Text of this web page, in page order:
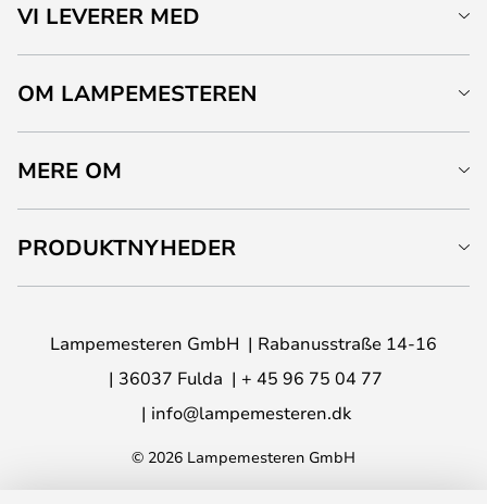
VI LEVERER MED
OM LAMPEMESTEREN
MERE OM
PRODUKTNYHEDER
Lampemesteren GmbH
Rabanusstraße 14-16
36037 Fulda
+ 45 96 75 04 77
info@lampemesteren.dk
© 2026 Lampemesteren GmbH